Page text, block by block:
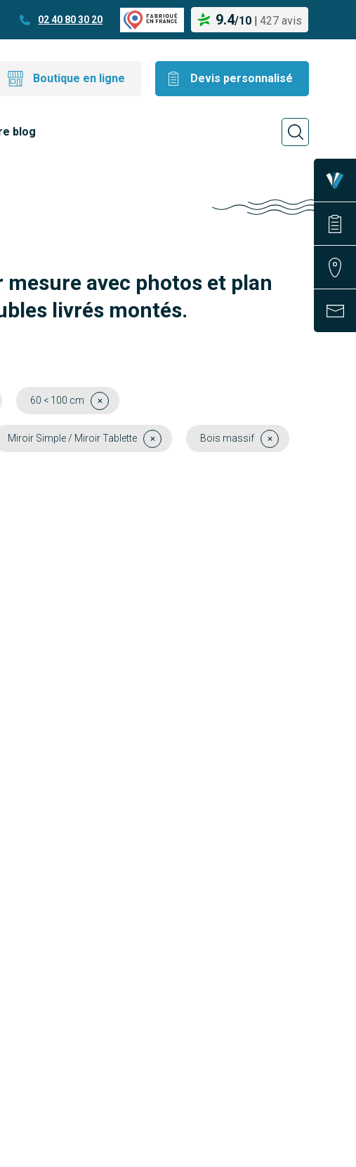
02 40 80 30 20 9.4/10 | 427 avis
Boutique en ligne Devis personnalisé
blog
avec photos et plan
livrés montés.
60 < 100 cm
Miroir Simple / Miroir Tablette Bois massif